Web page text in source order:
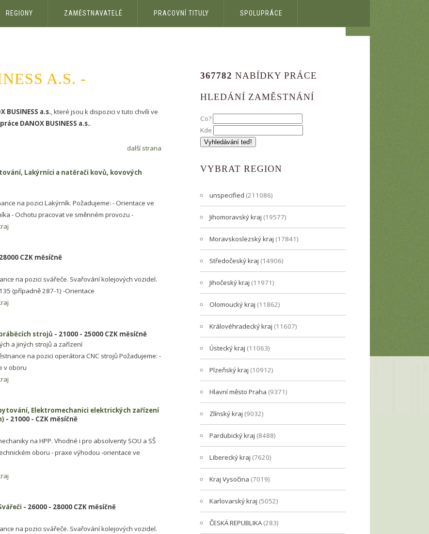
REGIONY ZAMĚSTNAVATELÉ PRACOVNÍ TITULY SPOLUPRÁCE
A.S. -
BUSINESS a.s., které jsou k dispozici v tuto chvíli ve
DANOX BUSINESS a.s..
další strana
Lakýrníci a natěrači kovů, kovových
na pozici Lakýrník. Požadujeme: - Orientace ve
- Ochotu pracovat ve směnném provozu -
CZK měsíčně
na pozici svářeče. Svařování kolejových vozidel.
(případně 287-1) -Orientace
strojů - 21000 - 25000 CZK měsíčně
a jiných strojů a zařízení
na pozici operátora CNC strojů Požadujeme: -
v oboru
Elektromechanici elektrických zařízení
- 21000 - CZK měsíčně
na HPP. Vhodné i pro absolventy SOU a SŠ
oboru - praxe výhodou -orientace ve
- 26000 - 28000 CZK měsíčně
na pozici svářeče. Svařování kolejových vozidel.
367782 NABÍDKY PRÁCE
HLEDÁNÍ ZAMĚSTNÁNÍ
Co?
Kde
VYBRAT REGION
unspecified (211086)
Jihomoravský kraj (19577)
Moravskoslezský kraj (17841)
Středočeský kraj (14906)
Jihočeský kraj (11971)
Olomoucký kraj (11862)
Královéhradecký kraj (11607)
Ústecký kraj (11063)
Plzeňský kraj (10912)
Hlavní město Praha (9371)
Zlínský kraj (9032)
Pardubický kraj (8488)
Liberecký kraj (7620)
Kraj Vysočina (7019)
Karlovarský kraj (5052)
ČESKÁ REPUBLIKA(283)